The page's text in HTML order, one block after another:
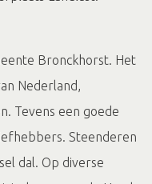
Bronckhorst. Het
Nederland,
Tevens een goede
Steenderen
dal. Op diverse